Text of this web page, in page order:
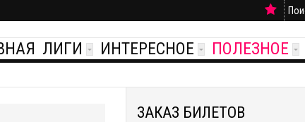
ЛИГИ ИНТЕРЕСНОЕ ПОЛЕЗНОЕ
ЗАКАЗ БИЛЕТОВ